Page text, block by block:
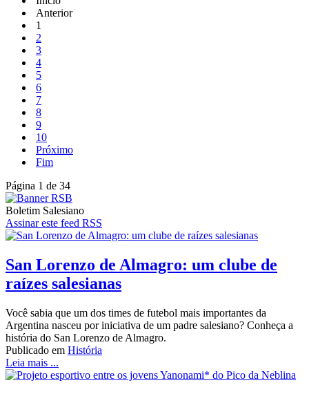
Anterior
1
2
3
4
5
6
7
8
9
10
Próximo
Fim
Página 1 de 34
Boletim Salesiano
Assinar este feed RSS
San Lorenzo de Almagro: um clube de
raízes salesianas
Você sabia que um dos times de futebol mais importantes da
Argentina nasceu por iniciativa de um padre salesiano? Conheça a
história do San Lorenzo de Almagro.
Publicado em História
Leia mais ...